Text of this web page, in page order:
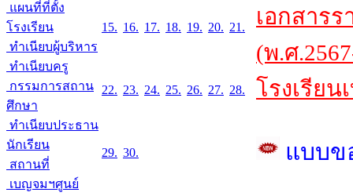
แผนที่ที่ตั้ง
โรงเรียน
ทำเนียบผู้บริหาร
ทำเนียบครู
กรรมการสถาน
ศึกษา
ทำเนียบประธาน
นักเรียน
สถานที่
เบญจมฯศูนย์
15. 16. 17. 18. 19. 20. 21.
22. 23. 24. 25. 26. 27. 28.
29. 30.
เอกสาร
(พ.ศ
โรงเรีย
แบบข